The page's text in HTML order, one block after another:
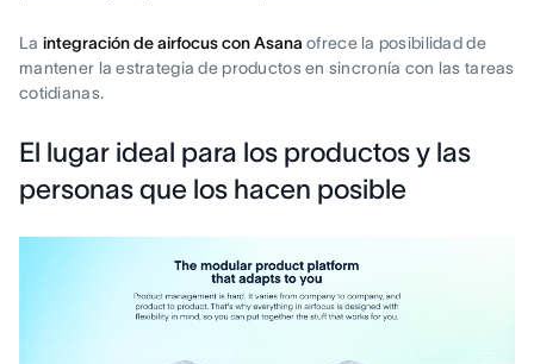
La integración de airfocus con Asana ofrece la posibilidad de
mantener la estrategia de productos en sincronía con las tareas
cotidianas.
El lugar ideal para los productos y las
personas que los hacen posible